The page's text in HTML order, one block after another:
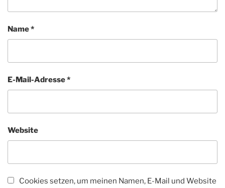
Name*
E-Mail-Adresse*
Website
Cookies setzen, um meinen Namen, E-Mail und Website